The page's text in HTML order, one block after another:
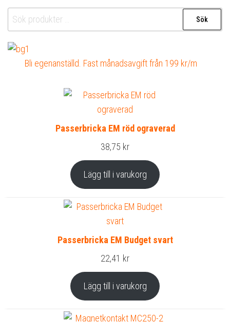
Sök
efter:
Sök
Bli egenanställd. Fast månadsavgift från 199 kr/m
Passerbricka EM röd ograverad
38,75 kr
Lägg till i varukorg
Passerbricka EM Budget svart
22,41 kr
Lägg till i varukorg